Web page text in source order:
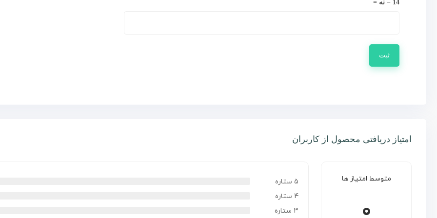
14 − نه =
امتیاز دریافتی محصول از کاربران
متوسط امتیاز ها
0
5 ستاره
4 ستاره
3 ستاره